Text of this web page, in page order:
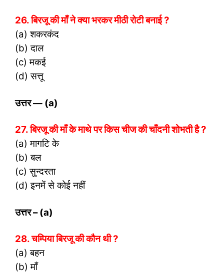
26. बिरजू की माँ ने क्या भरकर मीठी रोटी बनाई ?
(a) शकरकंद
(b) दाल
(c) मकई
(d) सत्तू
उत्तर— (a)
27. बिरजू की माँ के माथे पर किस चीज की चाँदनी शोभती है ?
(a) मागटि के
(b) बल
(c) सुन्दरता
(d) इनमें से कोई नहीं
उत्तर– (a)
28. चम्पिया बिरजू की कौन थी ?
(a) बहन
(b) माँ